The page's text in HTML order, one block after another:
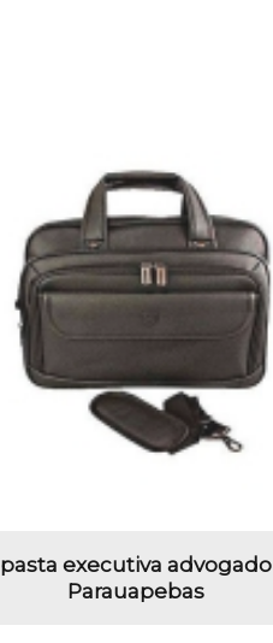
pasta executiva advogado
Parauapebas